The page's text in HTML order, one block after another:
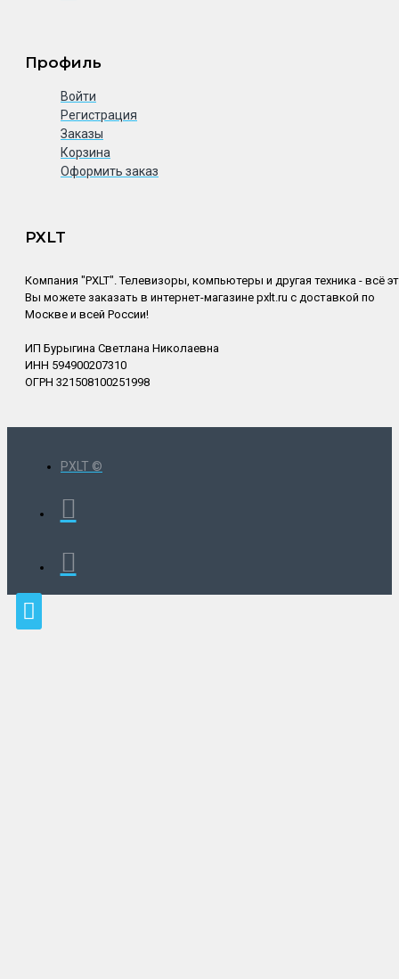
Профиль
Войти
Регистрация
Заказы
Корзина
Оформить заказ
PXLT
Компания "PXLT". Телевизоры, компьютеры и другая техника - всё
Вы можете заказать в интернет-магазине pxlt.ru с доставкой по
Москве и всей России!
ИП Бурыгина Светлана Николаевна
ИНН 594900207310
ОГРН 321508100251998
PXLT ©